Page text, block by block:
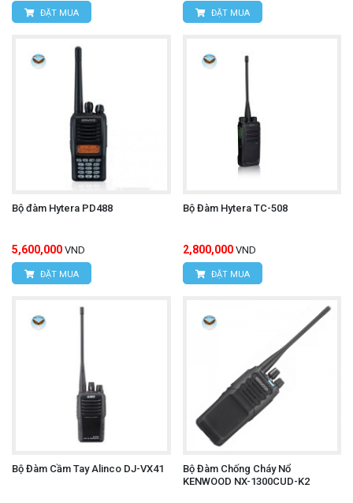
ĐẶT MUA ĐẶT MUA
Bộ đàm Hytera PD488
5,600,000 VND
ĐẶT MUA
Bộ Đàm Hytera TC-508
2,800,000 VND
ĐẶT MUA
Bộ Đàm Cầm Tay Alinco DJ-VX41
Bộ Đàm Chống Cháy Nổ
KENWOOD NX-1300CUD-K2